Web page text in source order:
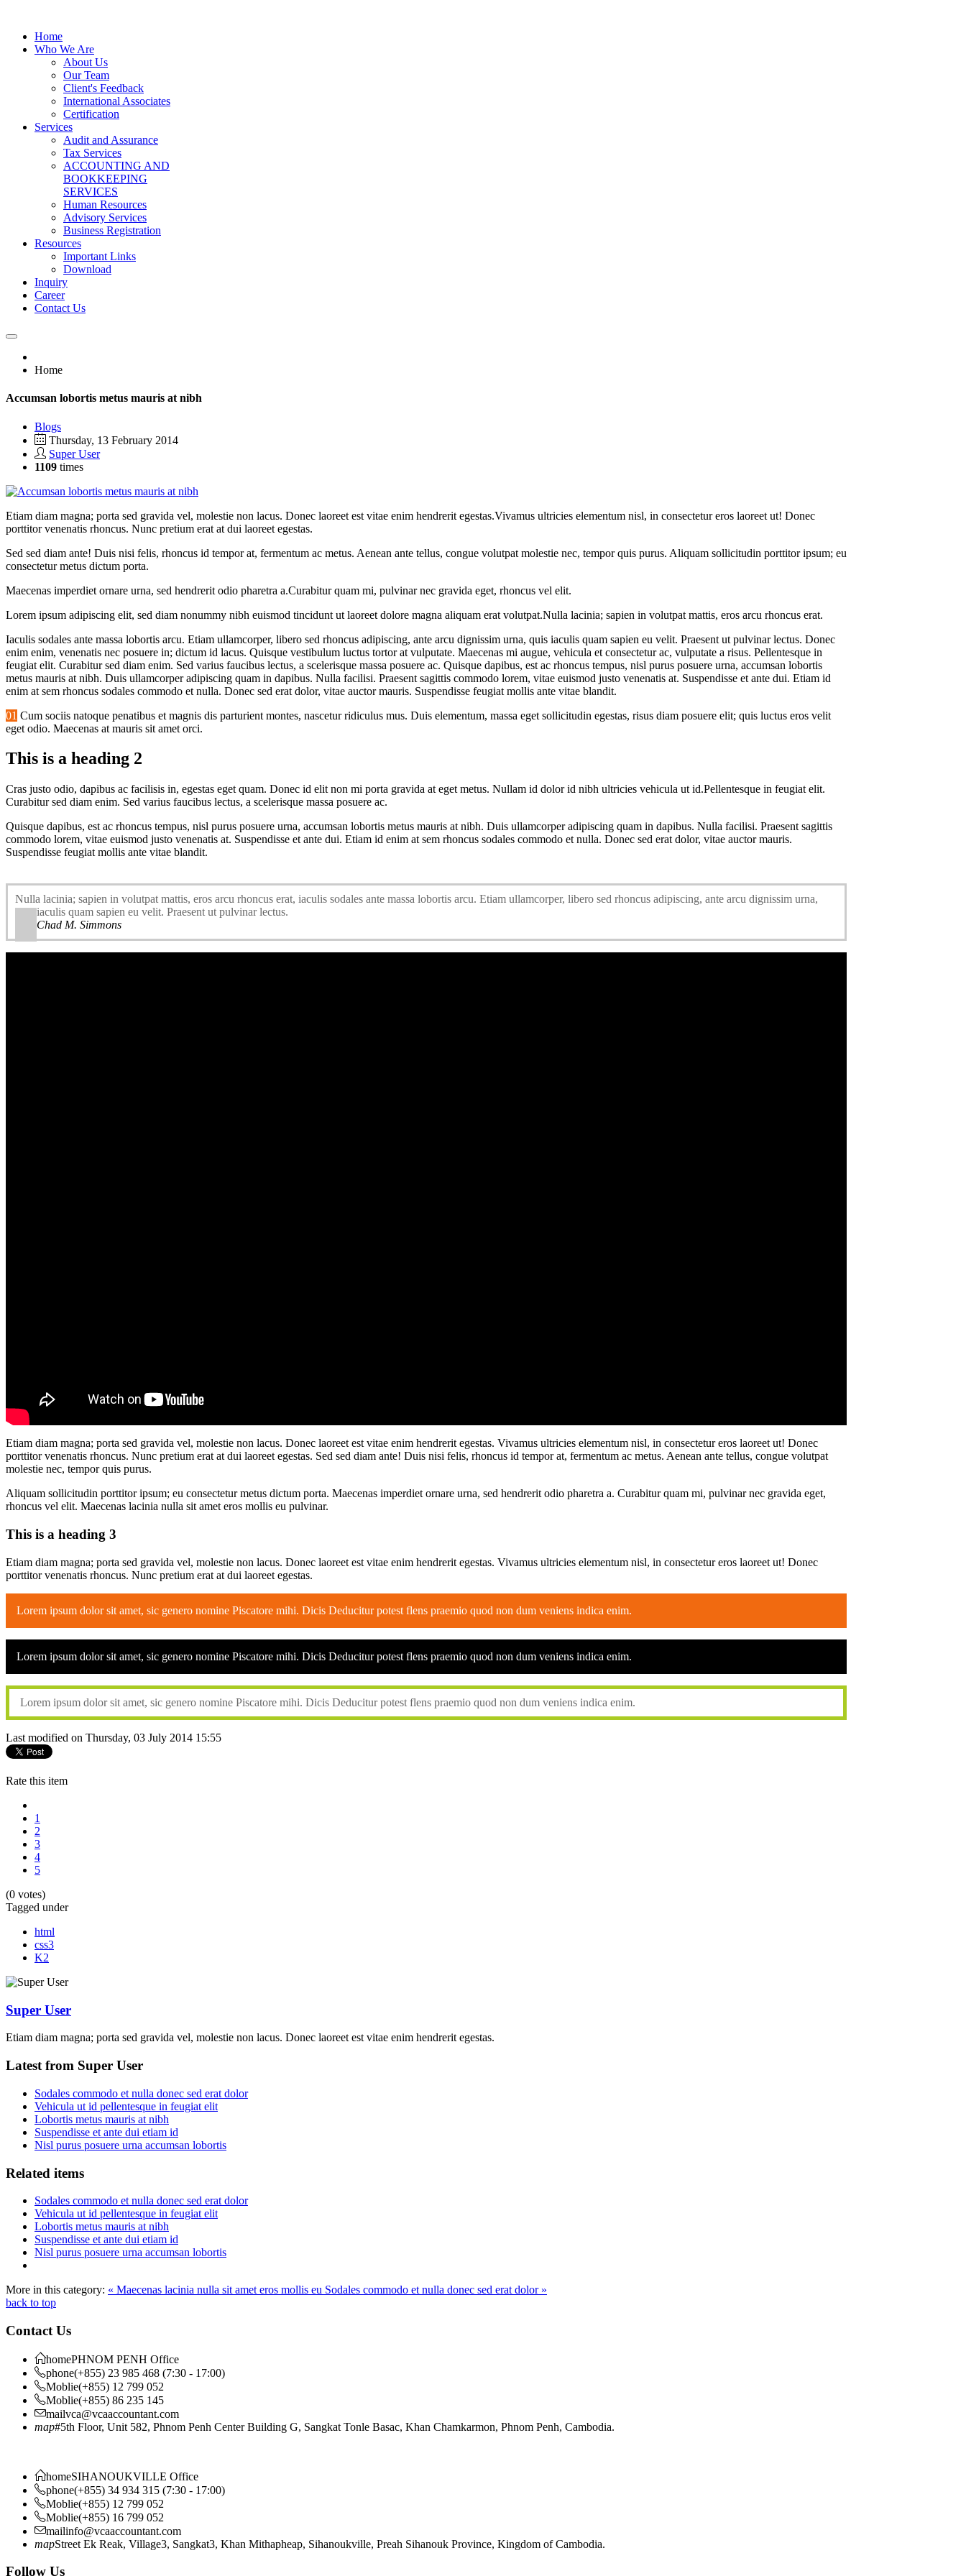
Home
Who We Are
About Us
Our Team
Client's Feedback
International Associates
Certification
Services
Audit and Assurance
Tax Services
ACCOUNTING AND
BOOKKEEPING
SERVICES
Human Resources
Advisory Services
Business Registration
Resources
Important Links
Download
Inquiry
Career
Contact Us
Home
Accumsan lobortis metus mauris at nibh
Blogs
Thursday, 13 February 2014
Super User
1109 times
Etiam diam magna; porta sed gravida vel, molestie non lacus. Donec laoreet est vitae enim hendrerit egestas.Vivamus ultricies elementum nisl, in consectetur eros laoreet ut! Donec
porttitor venenatis rhoncus. Nunc pretium erat at dui laoreet egestas.
Sed sed diam ante! Duis nisi felis, rhoncus id tempor at, fermentum ac metus. Aenean ante tellus, congue volutpat molestie nec, tempor quis purus. Aliquam sollicitudin porttitor ipsum; eu
consectetur metus dictum porta.
Maecenas imperdiet ornare urna, sed hendrerit odio pharetra a.Curabitur quam mi, pulvinar nec gravida eget, rhoncus vel elit.
Lorem ipsum adipiscing elit, sed diam nonummy nibh euismod tincidunt ut laoreet dolore magna aliquam erat volutpat.Nulla lacinia; sapien in volutpat mattis, eros arcu rhoncus erat.
Iaculis sodales ante massa lobortis arcu. Etiam ullamcorper, libero sed rhoncus adipiscing, ante arcu dignissim urna, quis iaculis quam sapien eu velit. Praesent ut pulvinar lectus. Donec
enim enim, venenatis nec posuere in; dictum id lacus. Quisque vestibulum luctus tortor at vulputate. Maecenas mi augue, vehicula et consectetur ac, vulputate a risus. Pellentesque in
feugiat elit. Curabitur sed diam enim. Sed varius faucibus lectus, a scelerisque massa posuere ac. Quisque dapibus, est ac rhoncus tempus, nisl purus posuere urna, accumsan lobortis
metus mauris at nibh. Duis ullamcorper adipiscing quam in dapibus. Nulla facilisi. Praesent sagittis commodo lorem, vitae euismod justo venenatis at. Suspendisse et ante dui. Etiam id
enim at sem rhoncus sodales commodo et nulla. Donec sed erat dolor, vitae auctor mauris. Suspendisse feugiat mollis ante vitae blandit.
01 Cum sociis natoque penatibus et magnis dis parturient montes, nascetur ridiculus mus. Duis elementum, massa eget sollicitudin egestas, risus diam posuere elit; quis luctus eros velit
eget odio. Maecenas at mauris sit amet orci.
This is a heading 2
Cras justo odio, dapibus ac facilisis in, egestas eget quam. Donec id elit non mi porta gravida at eget metus. Nullam id dolor id nibh ultricies vehicula ut id.Pellentesque in feugiat elit.
Curabitur sed diam enim. Sed varius faucibus lectus, a scelerisque massa posuere ac.
Quisque dapibus, est ac rhoncus tempus, nisl purus posuere urna, accumsan lobortis metus mauris at nibh. Duis ullamcorper adipiscing quam in dapibus. Nulla facilisi. Praesent sagittis
commodo lorem, vitae euismod justo venenatis at. Suspendisse et ante dui. Etiam id enim at sem rhoncus sodales commodo et nulla. Donec sed erat dolor, vitae auctor mauris.
Suspendisse feugiat mollis ante vitae blandit.
Nulla lacinia; sapien in volutpat mattis, eros arcu rhoncus erat, iaculis sodales ante massa lobortis arcu. Etiam ullamcorper, libero sed rhoncus adipiscing, ante arcu dignissim urna,
quis iaculis quam sapien eu velit. Praesent ut pulvinar lectus.
Chad M. Simmons
Etiam diam magna; porta sed gravida vel, molestie non lacus. Donec laoreet est vitae enim hendrerit egestas. Vivamus ultricies elementum nisl, in consectetur eros laoreet ut! Donec
porttitor venenatis rhoncus. Nunc pretium erat at dui laoreet egestas. Sed sed diam ante! Duis nisi felis, rhoncus id tempor at, fermentum ac metus. Aenean ante tellus, congue volutpat
molestie nec, tempor quis purus.
Aliquam sollicitudin porttitor ipsum; eu consectetur metus dictum porta. Maecenas imperdiet ornare urna, sed hendrerit odio pharetra a. Curabitur quam mi, pulvinar nec gravida eget,
rhoncus vel elit. Maecenas lacinia nulla sit amet eros mollis eu pulvinar.
This is a heading 3
Etiam diam magna; porta sed gravida vel, molestie non lacus. Donec laoreet est vitae enim hendrerit egestas. Vivamus ultricies elementum nisl, in consectetur eros laoreet ut! Donec
porttitor venenatis rhoncus. Nunc pretium erat at dui laoreet egestas.
Lorem ipsum dolor sit amet, sic genero nomine Piscatore mihi. Dicis Deducitur potest flens praemio quod non dum veniens indica enim.
Lorem ipsum dolor sit amet, sic genero nomine Piscatore mihi. Dicis Deducitur potest flens praemio quod non dum veniens indica enim.
Lorem ipsum dolor sit amet, sic genero nomine Piscatore mihi. Dicis Deducitur potest flens praemio quod non dum veniens indica enim.
Last modified on Thursday, 03 July 2014 15:55
Rate this item
1
2
3
4
5
(0 votes)
Tagged under
html
css3
K2
Super User
Etiam diam magna; porta sed gravida vel, molestie non lacus. Donec laoreet est vitae enim hendrerit egestas.
Latest from Super User
Sodales commodo et nulla donec sed erat dolor
Vehicula ut id pellentesque in feugiat elit
Lobortis metus mauris at nibh
Suspendisse et ante dui etiam id
Nisl purus posuere urna accumsan lobortis
Related items
Sodales commodo et nulla donec sed erat dolor
Vehicula ut id pellentesque in feugiat elit
Lobortis metus mauris at nibh
Suspendisse et ante dui etiam id
Nisl purus posuere urna accumsan lobortis
More in this category: « Maecenas lacinia nulla sit amet eros mollis eu Sodales commodo et nulla donec sed erat dolor »
back to top
Contact Us
homePHNOM PENH Office
phone(+855) 23 985 468 (7:30 - 17:00)
Moblie(+855) 12 799 052
Moblie(+855) 86 235 145
mailvca@vcaaccountant.com
map#5th Floor, Unit 582, Phnom Penh Center Building G, Sangkat Tonle Basac, Khan Chamkarmon, Phnom Penh, Cambodia.
homeSIHANOUKVILLE Office
phone(+855) 34 934 315 (7:30 - 17:00)
Moblie(+855) 12 799 052
Moblie(+855) 16 799 052
mailinfo@vcaaccountant.com
mapStreet Ek Reak, Village3, Sangkat3, Khan Mithapheap, Sihanoukville, Preah Sihanouk Province, Kingdom of Cambodia.
Follow Us